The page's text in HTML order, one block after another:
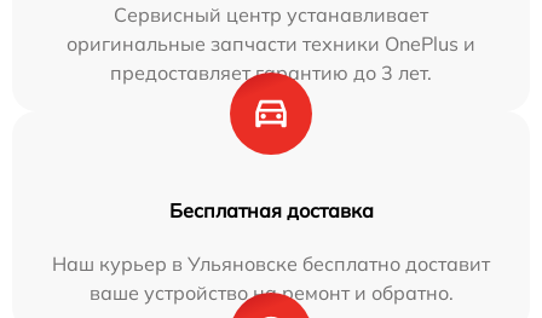
Сервисный центр устанавливает
оригинальные запчасти техники OnePlus и
предоставляет гарантию до 3 лет.
Бесплатная доставка
Наш курьер в Ульяновске бесплатно доставит
ваше устройство на ремонт и обратно.